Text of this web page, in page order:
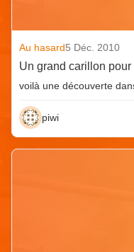
Au hasard5 Déc. 2010
Un grand carillon
voilà une découverte
piwi